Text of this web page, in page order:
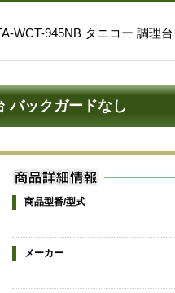
WCT-945NB タニコー 調理
バックガードなし
商品型番/型式
メーカー